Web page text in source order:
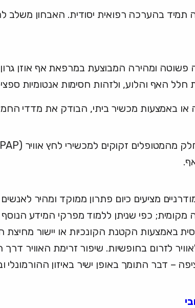
תמיד בהערכה רפואית יסודית. האבחון משלב
פשוטה ומהירה המבוצעת במרפאת אף אוזן
האף והלוע, ולזהות חסימות אנטומיות
או באמצעות מכשיר ביתי, הבודק את מדדי
מציעים כיום פתרון ממוקד ומהיר
מקומית; כפי שניתן ללמוד מפרקי המידע
באמצעות הקטנת הקונכיות או יישור
לזרום בחופשיות. שיפור זרימת האוויר
– דבר התומך באופן ישיר באיזון ההורמונלי